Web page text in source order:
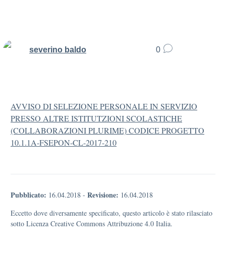
severino baldo 0
AVVISO DI SELEZIONE PERSONALE IN SERVIZIO
PRESSO ALTRE ISTITUTZIONI SCOLASTICHE
(COLLABORAZIONI PLURIME) CODICE PROGETTO
10.1.1A-FSEPON-CL-2017-210
Pubblicato: 16.04.2018 - Revisione: 16.04.2018
Eccetto dove diversamente specificato, questo articolo è stato rilasciato
sotto Licenza Creative Commons Attribuzione 4.0 Italia.